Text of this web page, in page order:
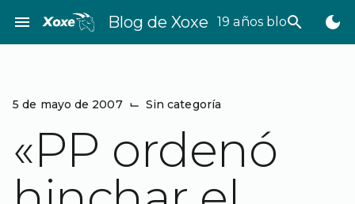
contenido
menu Blog de Xoxe 19 años bloggeando
search dark_mode
5 de mayo de 2007 ⌙ Sin categoría
«PP ordenó